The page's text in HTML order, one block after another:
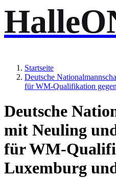
Startseite
Deutsche
für WM-Qualifikation
Deutsche
mit Neuling
für WM-
Luxemburg